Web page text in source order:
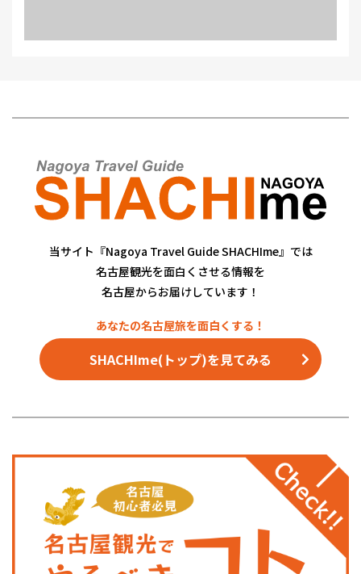
当サイト『Nagoya Travel Guide SHACHIme』では
名古屋観光を面白くさせる情報を
名古屋からお届けしています！
SHACHIme(トップ)を見てみる